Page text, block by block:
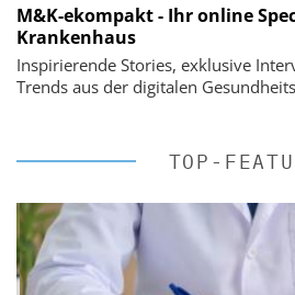
M&K-ekompakt - Ihr online
Krankenhaus
Inspirierende Stories, exklusive
Trends aus der digitalen
TOP-